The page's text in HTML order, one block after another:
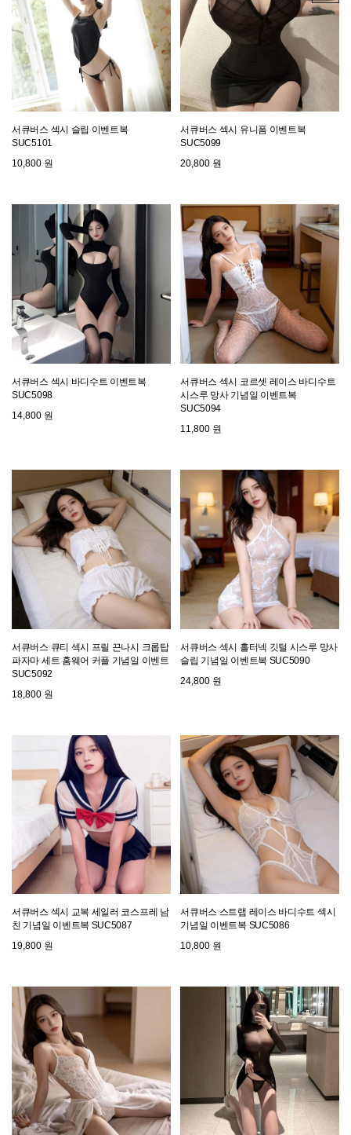
서큐버스 섹시 슬립 이벤트복
SUC5101
10,800 원
서큐버스 섹시 유니폼 이벤트복
SUC5099
20,800 원
서큐버스 섹시 바디수트 이벤트복
SUC5098
14,800 원
서큐버스 섹시 코르셋 레이스 바디수트
시스루 망사 기념일 이벤트복
SUC5094
11,800 원
서큐버스 큐티 섹시 프릴 끈나시 크롭탑
파자마 세트 홈웨어 커플 기념일 이벤트
SUC5092
18,800 원
서큐버스 섹시 홀터넥 깃털 시스루 망사
슬립 기념일 이벤트복 SUC5090
24,800 원
서큐버스 섹시 교복 세일러 코스프레 남
친 기념일 이벤트복 SUC5087
19,800 원
서큐버스 스트랩 레이스 바디수트 섹시
기념일 이벤트복 SUC5086
10,800 원